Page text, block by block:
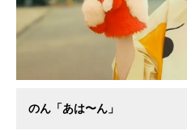
のん「あは〜ん」